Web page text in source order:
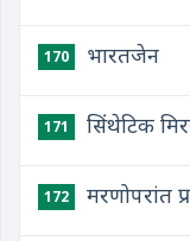
170 भारतजेन
171 सिंथेटिक
172 मरणोपरांत